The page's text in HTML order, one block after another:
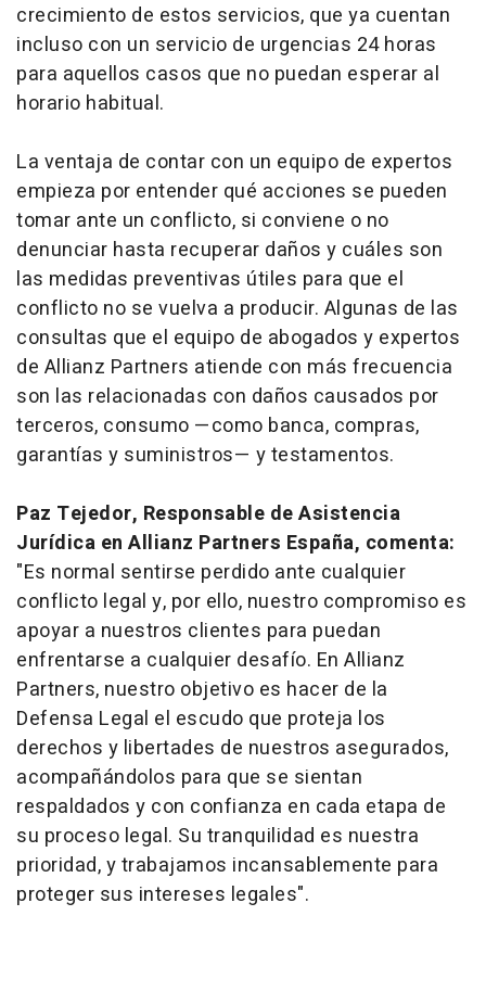
crecimiento de estos servicios, que ya cuentan
incluso con un servicio de urgencias 24 horas
para aquellos casos que no puedan esperar al
horario habitual.
La ventaja de contar con un equipo de expertos
empieza por entender qué acciones se pueden
tomar ante un conflicto, si conviene o no
denunciar hasta recuperar daños y cuáles son
las medidas preventivas útiles para que el
conflicto no se vuelva a producir. Algunas de las
consultas que el equipo de abogados y expertos
de Allianz Partners atiende con más frecuencia
son las relacionadas con daños causados por
terceros, consumo —como banca, compras,
garantías y suministros— y testamentos.
Paz Tejedor, Responsable de Asistencia
Jurídica en Allianz Partners España, comenta:
"Es normal sentirse perdido ante cualquier
conflicto legal y, por ello, nuestro compromiso es
apoyar a nuestros clientes para puedan
enfrentarse a cualquier desafío. En Allianz
Partners, nuestro objetivo es hacer de la
Defensa Legal el escudo que proteja los
derechos y libertades de nuestros asegurados,
acompañándolos para que se sientan
respaldados y con confianza en cada etapa de
su proceso legal. Su tranquilidad es nuestra
prioridad, y trabajamos incansablemente para
proteger sus intereses legales".